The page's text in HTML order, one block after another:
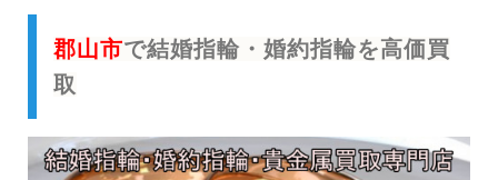
郡山市で結婚指輪・婚約指輪を高価買
取